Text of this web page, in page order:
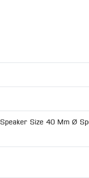
Speaker Size 40 Mm Ø